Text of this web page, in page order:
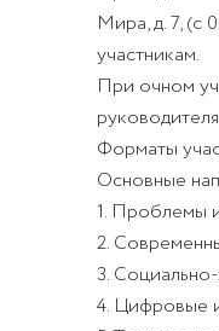
Мира, д. 7, (с
участникам.
При очном
Форматы
Основные
1. Проблемы
2.
3.
4. Цифровые